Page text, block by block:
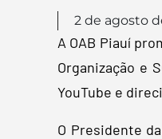
2 de agosto
A OAB Piauí
Organização e
YouTube e
O Presidente